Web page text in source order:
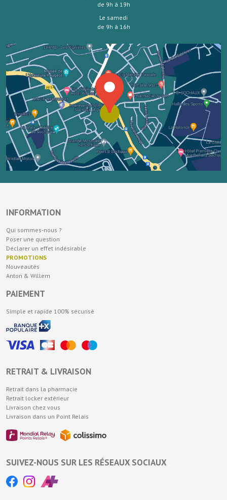
de 9h à 19h
Le samedi
de 9h à 16h
INFORMATION
Qui sommes-nous ?
Poser une question
Déclarer un effet indésirable
PROMOTIONS
Nouveautés
Anton & Willem
PAIEMENT
Simple et rapide 100% sécurisé
RETRAIT & LIVRAISON
Retrait dans la pharmacie
Retrait locker extérieur
Livraison chez vous
Livraison dans un Point Relais
SUIVEZ-NOUS SUR LES RÉSEAUX SOCIAUX